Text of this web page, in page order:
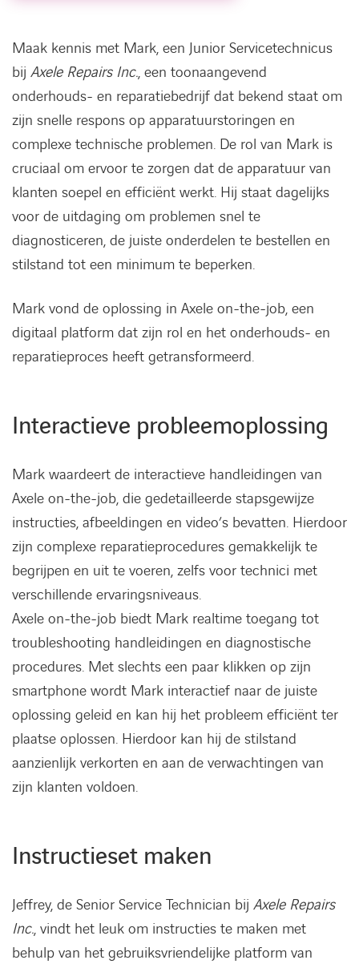
Maak kennis met Mark, een Junior Servicetechnicus
bij Axele Repairs Inc., een toonaangevend
onderhouds- en reparatiebedrijf dat bekend staat om
zijn snelle respons op apparatuurstoringen en
complexe technische problemen. De rol van Mark is
cruciaal om ervoor te zorgen dat de apparatuur van
klanten soepel en efficiënt werkt. Hij staat dagelijks
voor de uitdaging om problemen snel te
diagnosticeren, de juiste onderdelen te bestellen en
stilstand tot een minimum te beperken.
Mark vond de oplossing in Axele on-the-job, een
digitaal platform dat zijn rol en het onderhouds- en
reparatieproces heeft getransformeerd.
Interactieve probleemoplossing
Mark waardeert de interactieve handleidingen van
Axele on-the-job, die gedetailleerde stapsgewijze
instructies, afbeeldingen en video’s bevatten. Hierdoor
zijn complexe reparatieprocedures gemakkelijk te
begrijpen en uit te voeren, zelfs voor technici met
verschillende ervaringsniveaus.
Axele on-the-job biedt Mark realtime toegang tot
troubleshooting handleidingen en diagnostische
procedures. Met slechts een paar klikken op zijn
smartphone wordt Mark interactief naar de juiste
oplossing geleid en kan hij het probleem efficiënt ter
plaatse oplossen. Hierdoor kan hij de stilstand
aanzienlijk verkorten en aan de verwachtingen van
zijn klanten voldoen.
Instructieset maken
Jeffrey, de Senior Service Technician bij Axele Repairs
Inc., vindt het leuk om instructies te maken met
behulp van het gebruiksvriendelijke platform van